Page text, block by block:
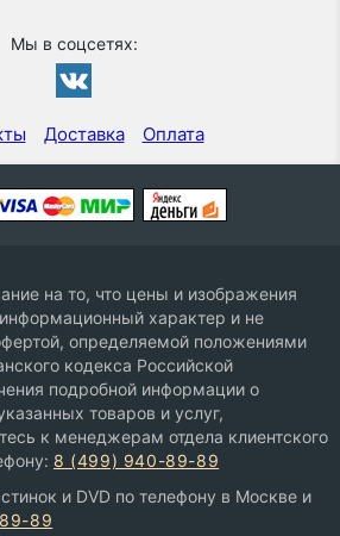
Мы в соцсетях:
Доставка Оплата
на то, что цены и изображения
характер и не
определяемой положениями
кодекса Российской
подробной информации о
товаров и услуг,
к менеджерам отдела клиентского
8 (499) 940-89-89
и DVD по телефону в Москве и
89